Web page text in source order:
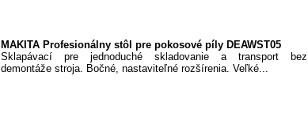
MAKITA Profesionálny stôl pre pokosové píly DEAWST05
Sklapávací pre jednoduché skladovanie a transport bez
demontáže stroja. Bočné, nastaviteľné rozšírenia. Veľké...